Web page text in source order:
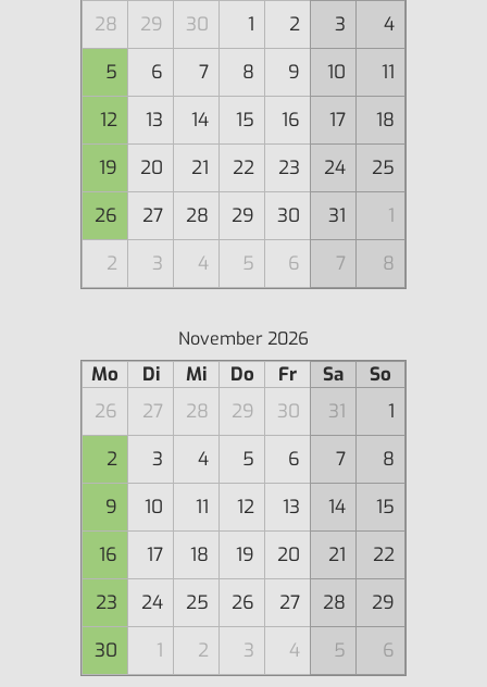
28
29 30 1 2 3
4
5
6 7 8 9 10
11
12
13 14 15 16 17
18
19
20 21 22 23 24
25
26
27 28 29 30 31
1
2
3 4 5 6 7 8
November 2026
Mo Di Mi Do Fr Sa
So
26
27 28 29 30 31
1
2
3 4 5 6 7
8
9
10 11 12 13 14
15
16
17 18 19 20 21
22
23
24 25 26 27 28
29
30
1 2 3 4 5 6